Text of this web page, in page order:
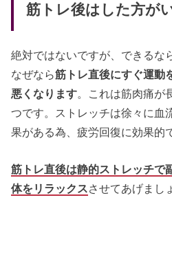
筋トレ後はした方が
絶対ではないですが、できるな
なぜなら筋トレ直後にすぐ運動
悪くなります。これは筋肉痛が
つです。ストレッチは徐々に血
果がある為、疲労回復に効果的
筋トレ直後は静的ストレッチで
体をリラックスさせてあげまし